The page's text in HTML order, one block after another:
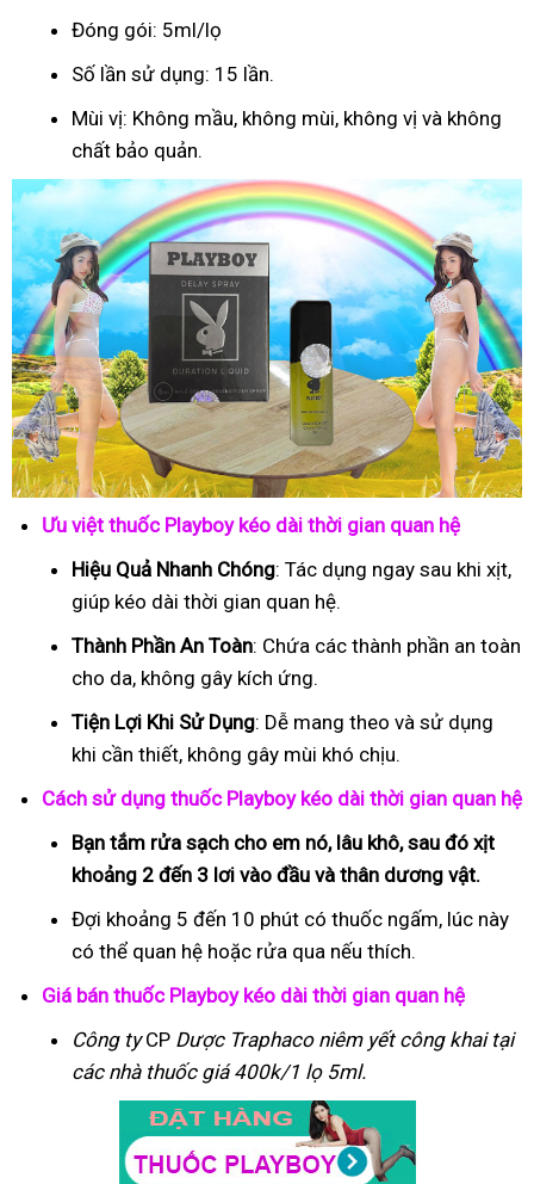
Đóng gói: 5ml/lọ
Số lần sử dụng: 15 lần.
Mùi vị: Không mầu, không mùi, không vị và không
chất bảo quản.
Ưu việt thuốc Playboy kéo dài thời gian quan hệ
Hiệu Quả Nhanh Chóng: Tác dụng ngay sau khi xịt,
giúp kéo dài thời gian quan hệ.
Thành Phần An Toàn: Chứa các thành phần an toàn
cho da, không gây kích ứng.
Tiện Lợi Khi Sử Dụng: Dễ mang theo và sử dụng
khi cần thiết, không gây mùi khó chịu.
Cách sử dụng thuốc Playboy kéo dài thời gian quan hệ
Bạn tắm rửa sạch cho em nó, lâu khô, sau đó xịt
khoảng 2 đến 3 lơi vào đầu và thân dương vật.
Đợi khoảng 5 đến 10 phút có thuốc ngấm, lúc này
có thể quan hệ hoặc rửa qua nếu thích.
Giá bán thuốc Playboy kéo dài thời gian quan hệ
Công tyCP Dược Traphaconiêm yết công khai tại
các nhà thuốc giá 400k/1 lọ 5ml.